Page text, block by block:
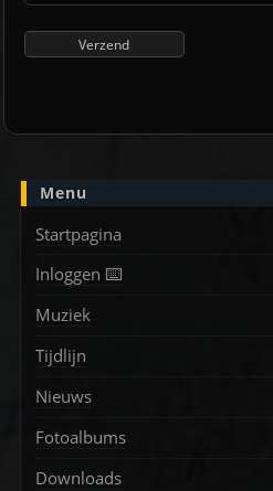
Menu
Startpagina
Inloggen ⌨️
Muziek
Tijdlijn
Nieuws
Fotoalbums
Downloads